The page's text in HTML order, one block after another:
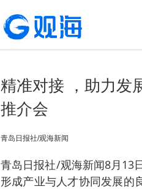
精准对接 ，助力发
推介会
青岛日报社/观海新闻
青岛日报社/观海新闻8月13
形成产业与人才协同发展的